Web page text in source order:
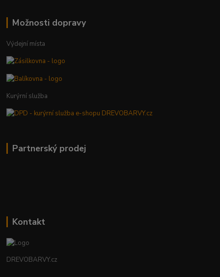
Možnosti dopravy
Výdejní místa
Kurýrní služba
Partnerský prodej
Kontakt
DREVOBARVY.cz